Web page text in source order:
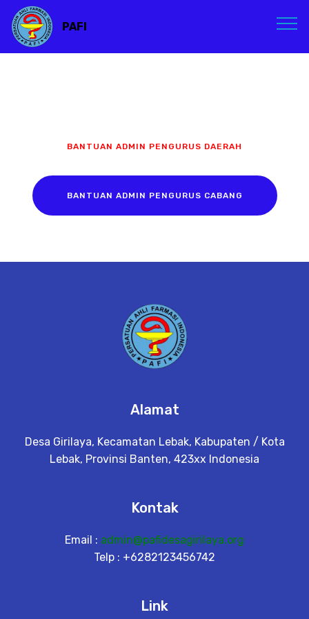
PAFI
BANTUAN ADMIN PENGURUS DAERAH
BANTUAN ADMIN PENGURUS CABANG
Alamat
Desa Girilaya, Kecamatan Lebak, Kabupaten / Kota
Lebak, Provinsi Banten, 423xx Indonesia
Kontak
Email : admin@pafidesagirilaya.org
Telp : +6282123456742
Link